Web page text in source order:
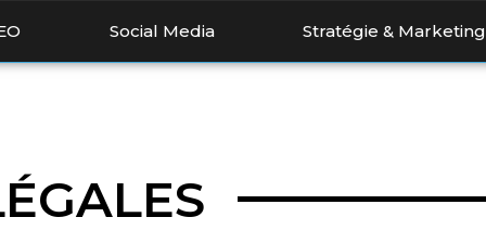
Social Media Stratégie & Marketing